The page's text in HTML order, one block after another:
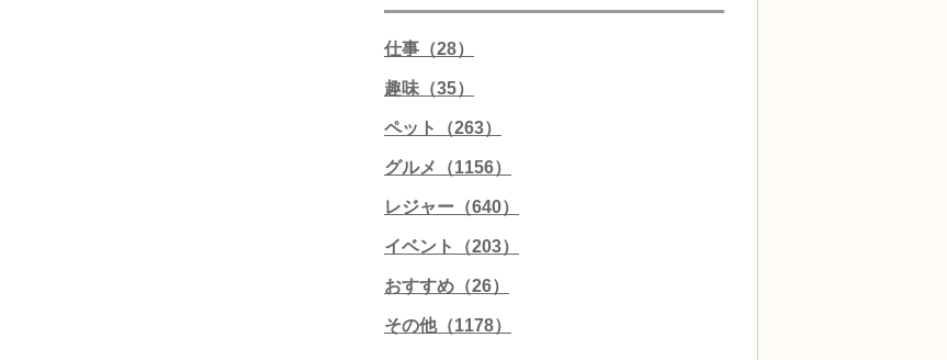
仕事（28）
趣味（35）
ペット（263）
グルメ（1156）
レジャー（640）
イベント（203）
おすすめ（26）
その他（1178）